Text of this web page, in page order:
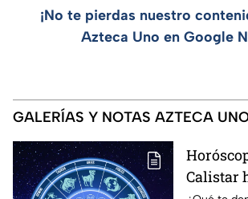
¡No te pierdas nuestro
Azteca Uno en Google
GALERÍAS Y NOTAS AZTECA
Calistar